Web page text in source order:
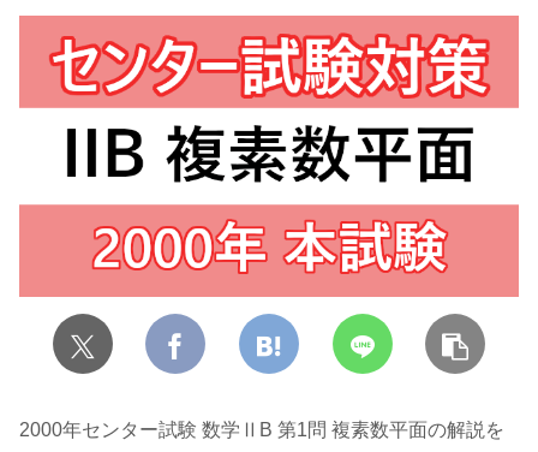
2000年センター試験 数学ⅡB 第1問 複素数平面の解説を